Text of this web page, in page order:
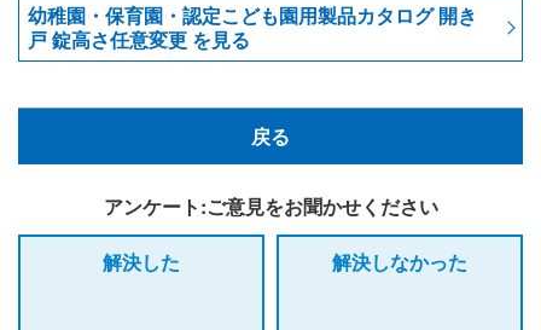
幼稚園・保育園・認定こども園用製品カタログ 開き
戸 錠高さ任意変更 を見る
戻る
アンケート:ご意見をお聞かせください
解決した
解決しなかった